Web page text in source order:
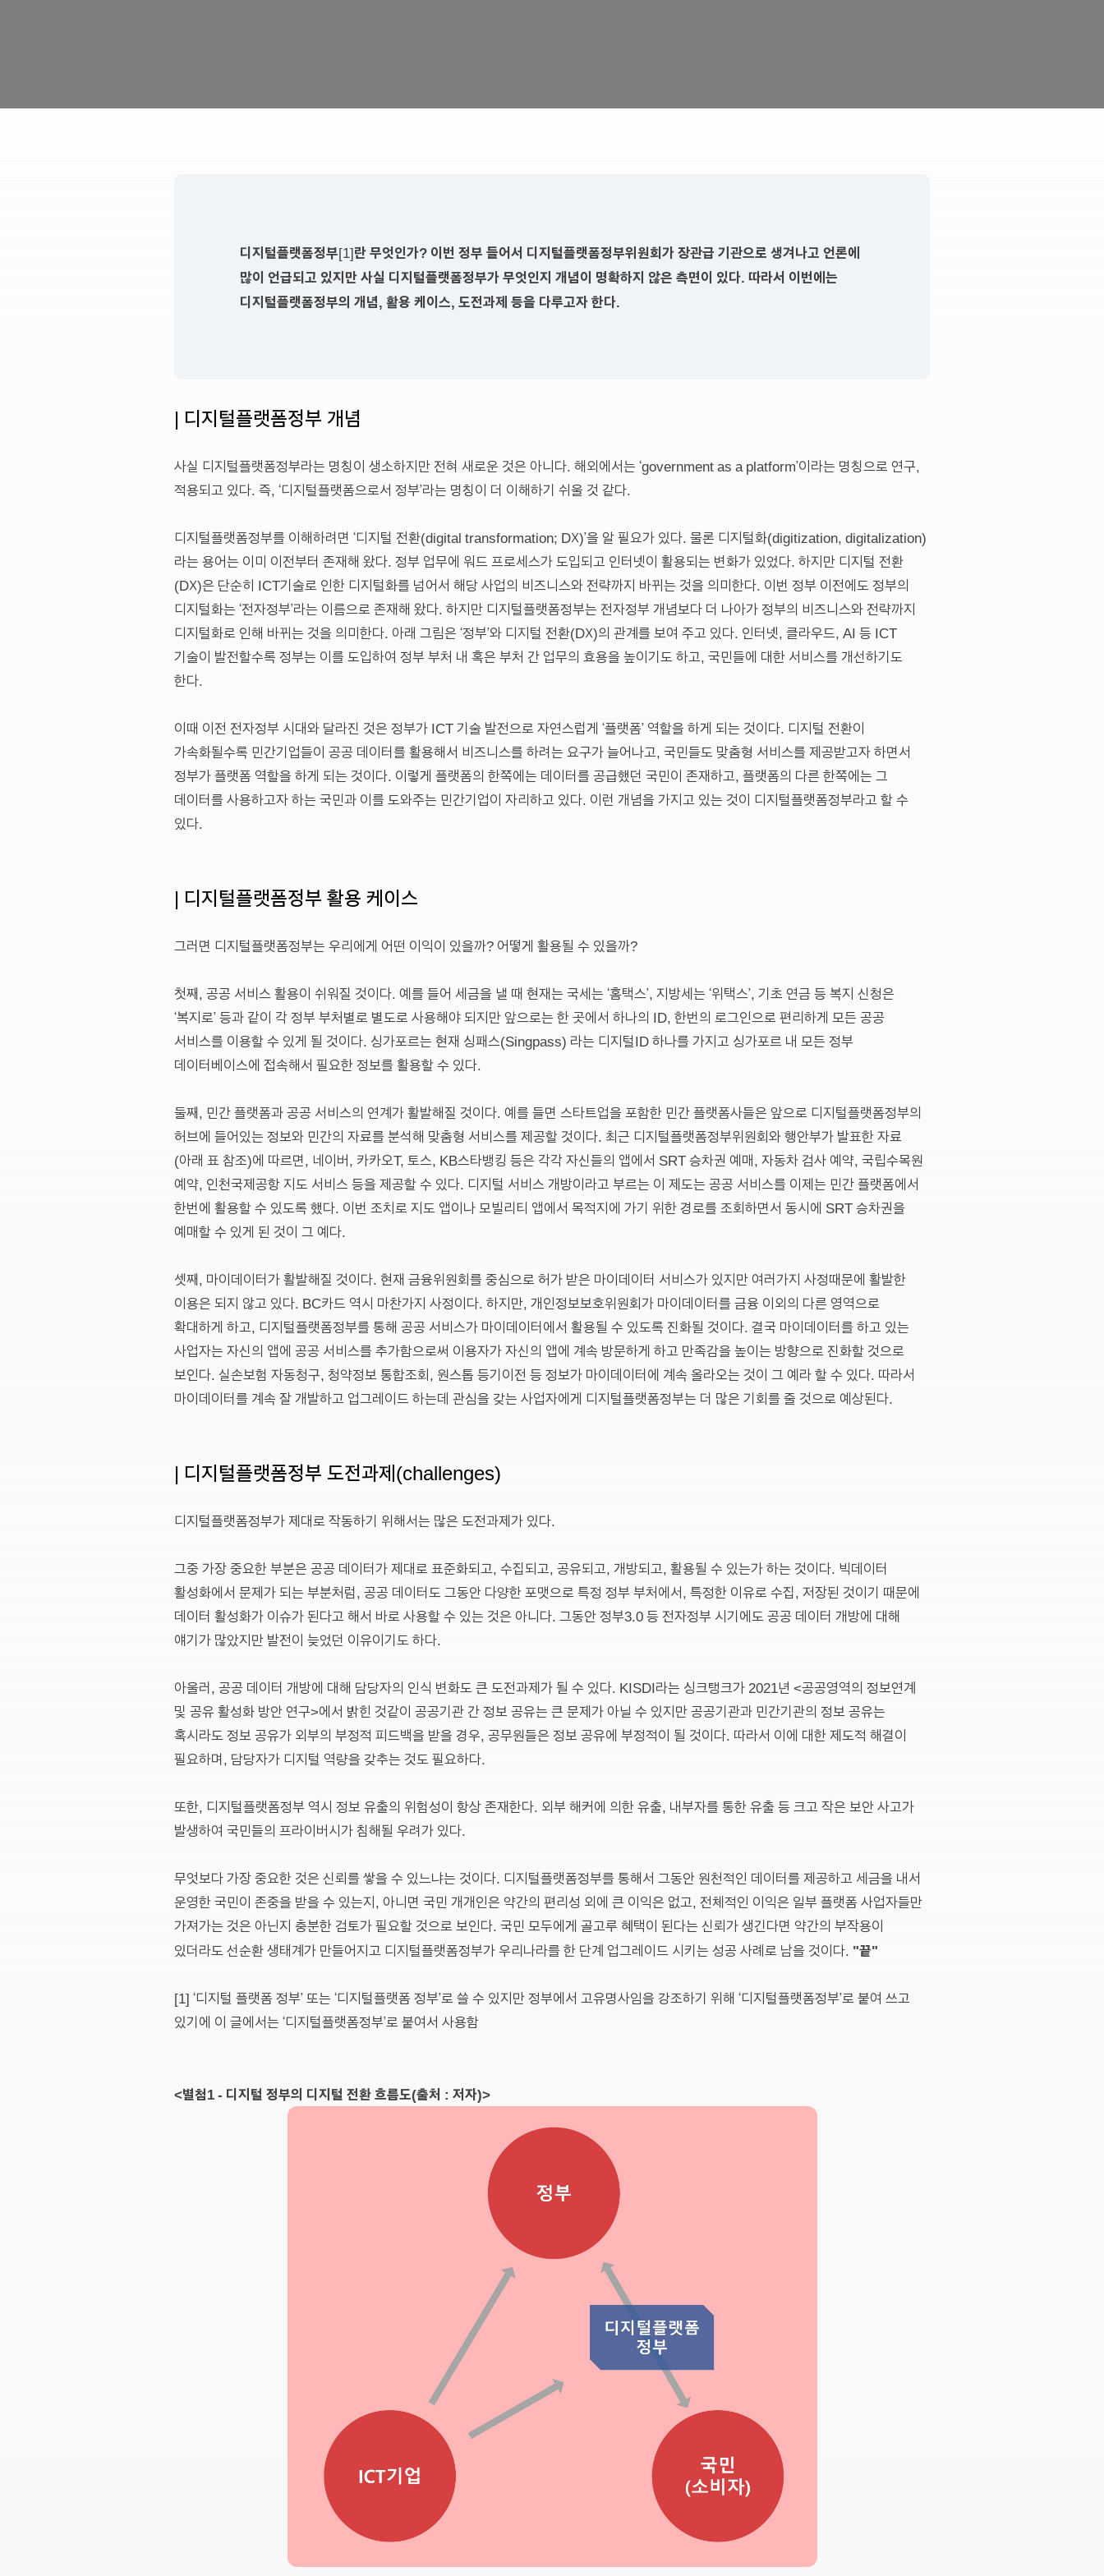
디지털플랫폼정부[1]란 무엇인가? 이번 정부 들어서 디지털플랫폼정부위원회가 장관급 기관으로 생겨나고 언론에
많이 언급되고 있지만 사실 디지털플랫폼정부가 무엇인지 개념이 명확하지 않은 측면이 있다. 따라서 이번에는
디지털플랫폼정부의 개념, 활용 케이스, 도전과제 등을 다루고자 한다.
| 디지털플랫폼정부 개념
사실 디지털플랫폼정부라는 명칭이 생소하지만 전혀 새로운 것은 아니다. 해외에서는 ‘government as a platform’이라는 명칭으로 연구,
적용되고 있다. 즉, ‘디지털플랫폼으로서 정부’라는 명칭이 더 이해하기 쉬울 것 같다.
디지털플랫폼정부를 이해하려면 ‘디지털 전환(digital transformation; DX)’을 알 필요가 있다. 물론 디지털화(digitization, digitalization)
라는 용어는 이미 이전부터 존재해 왔다. 정부 업무에 워드 프로세스가 도입되고 인터넷이 활용되는 변화가 있었다. 하지만 디지털 전환
(DX)은 단순히 ICT기술로 인한 디지털화를 넘어서 해당 사업의 비즈니스와 전략까지 바뀌는 것을 의미한다. 이번 정부 이전에도 정부의
디지털화는 ‘전자정부’라는 이름으로 존재해 왔다. 하지만 디지털플랫폼정부는 전자정부 개념보다 더 나아가 정부의 비즈니스와 전략까지
디지털화로 인해 바뀌는 것을 의미한다. 아래 그림은 ‘정부’와 디지털 전환(DX)의 관계를 보여 주고 있다. 인터넷, 클라우드, AI 등 ICT
기술이 발전할수록 정부는 이를 도입하여 정부 부처 내 혹은 부처 간 업무의 효용을 높이기도 하고, 국민들에 대한 서비스를 개선하기도
한다.
이때 이전 전자정부 시대와 달라진 것은 정부가 ICT 기술 발전으로 자연스럽게 ‘플랫폼’ 역할을 하게 되는 것이다. 디지털 전환이
가속화될수록 민간기업들이 공공 데이터를 활용해서 비즈니스를 하려는 요구가 늘어나고, 국민들도 맞춤형 서비스를 제공받고자 하면서
정부가 플랫폼 역할을 하게 되는 것이다. 이렇게 플랫폼의 한쪽에는 데이터를 공급했던 국민이 존재하고, 플랫폼의 다른 한쪽에는 그
데이터를 사용하고자 하는 국민과 이를 도와주는 민간기업이 자리하고 있다. 이런 개념을 가지고 있는 것이 디지털플랫폼정부라고 할 수
있다.
| 디지털플랫폼정부 활용 케이스
그러면 디지털플랫폼정부는 우리에게 어떤 이익이 있을까? 어떻게 활용될 수 있을까?
첫째, 공공 서비스 활용이 쉬워질 것이다. 예를 들어 세금을 낼 때 현재는 국세는 ‘홈택스’, 지방세는 ‘위택스’, 기초 연금 등 복지 신청은
‘복지로’ 등과 같이 각 정부 부처별로 별도로 사용해야 되지만 앞으로는 한 곳에서 하나의 ID, 한번의 로그인으로 편리하게 모든 공공
서비스를 이용할 수 있게 될 것이다. 싱가포르는 현재 싱패스(Singpass) 라는 디지털ID 하나를 가지고 싱가포르 내 모든 정부
데이터베이스에 접속해서 필요한 정보를 활용할 수 있다.
둘째, 민간 플랫폼과 공공 서비스의 연계가 활발해질 것이다. 예를 들면 스타트업을 포함한 민간 플랫폼사들은 앞으로 디지털플랫폼정부의
허브에 들어있는 정보와 민간의 자료를 분석해 맞춤형 서비스를 제공할 것이다. 최근 디지털플랫폼정부위원회와 행안부가 발표한 자료
(아래 표 참조)에 따르면, 네이버, 카카오T, 토스, KB스타뱅킹 등은 각각 자신들의 앱에서 SRT 승차권 예매, 자동차 검사 예약, 국립수목원
예약, 인천국제공항 지도 서비스 등을 제공할 수 있다. 디지털 서비스 개방이라고 부르는 이 제도는 공공 서비스를 이제는 민간 플랫폼에서
한번에 활용할 수 있도록 했다. 이번 조치로 지도 앱이나 모빌리티 앱에서 목적지에 가기 위한 경로를 조회하면서 동시에 SRT 승차권을
예매할 수 있게 된 것이 그 예다.
셋째, 마이데이터가 활발해질 것이다. 현재 금융위원회를 중심으로 허가 받은 마이데이터 서비스가 있지만 여러가지 사정때문에 활발한
이용은 되지 않고 있다. BC카드 역시 마찬가지 사정이다. 하지만, 개인정보보호위원회가 마이데이터를 금융 이외의 다른 영역으로
확대하게 하고, 디지털플랫폼정부를 통해 공공 서비스가 마이데이터에서 활용될 수 있도록 진화될 것이다. 결국 마이데이터를 하고 있는
사업자는 자신의 앱에 공공 서비스를 추가함으로써 이용자가 자신의 앱에 계속 방문하게 하고 만족감을 높이는 방향으로 진화할 것으로
보인다. 실손보험 자동청구, 청약정보 통합조회, 원스톱 등기이전 등 정보가 마이데이터에 계속 올라오는 것이 그 예라 할 수 있다. 따라서
마이데이터를 계속 잘 개발하고 업그레이드 하는데 관심을 갖는 사업자에게 디지털플랫폼정부는 더 많은 기회를 줄 것으로 예상된다.
| 디지털플랫폼정부 도전과제(challenges)
디지털플랫폼정부가 제대로 작동하기 위해서는 많은 도전과제가 있다.
그중 가장 중요한 부분은 공공 데이터가 제대로 표준화되고, 수집되고, 공유되고, 개방되고, 활용될 수 있는가 하는 것이다. 빅데이터
활성화에서 문제가 되는 부분처럼, 공공 데이터도 그동안 다양한 포맷으로 특정 정부 부처에서, 특정한 이유로 수집, 저장된 것이기 때문에
데이터 활성화가 이슈가 된다고 해서 바로 사용할 수 있는 것은 아니다. 그동안 정부3.0 등 전자정부 시기에도 공공 데이터 개방에 대해
얘기가 많았지만 발전이 늦었던 이유이기도 하다.
아울러, 공공 데이터 개방에 대해 담당자의 인식 변화도 큰 도전과제가 될 수 있다. KISDI라는 싱크탱크가 2021년 <공공영역의 정보연계
및 공유 활성화 방안 연구>에서 밝힌 것같이 공공기관 간 정보 공유는 큰 문제가 아닐 수 있지만 공공기관과 민간기관의 정보 공유는
혹시라도 정보 공유가 외부의 부정적 피드백을 받을 경우, 공무원들은 정보 공유에 부정적이 될 것이다. 따라서 이에 대한 제도적 해결이
필요하며, 담당자가 디지털 역량을 갖추는 것도 필요하다.
또한, 디지털플랫폼정부 역시 정보 유출의 위험성이 항상 존재한다. 외부 해커에 의한 유출, 내부자를 통한 유출 등 크고 작은 보안 사고가
발생하여 국민들의 프라이버시가 침해될 우려가 있다.
무엇보다 가장 중요한 것은 신뢰를 쌓을 수 있느냐는 것이다. 디지털플랫폼정부를 통해서 그동안 원천적인 데이터를 제공하고 세금을 내서
운영한 국민이 존중을 받을 수 있는지, 아니면 국민 개개인은 약간의 편리성 외에 큰 이익은 없고, 전체적인 이익은 일부 플랫폼 사업자들만
가져가는 것은 아닌지 충분한 검토가 필요할 것으로 보인다. 국민 모두에게 골고루 혜택이 된다는 신뢰가 생긴다면 약간의 부작용이
있더라도 선순환 생태계가 만들어지고 디지털플랫폼정부가 우리나라를 한 단계 업그레이드 시키는 성공 사례로 남을 것이다. "끝"
[1] ‘디지털 플랫폼 정부’ 또는 ‘디지털플랫폼 정부’로 쓸 수 있지만 정부에서 고유명사임을 강조하기 위해 ‘디지털플랫폼정부’로 붙여 쓰고
있기에 이 글에서는 ‘디지털플랫폼정부’로 붙여서 사용함
<별첨1 - 디지털 정부의 디지털 전환 흐름도(출처 : 저자)>